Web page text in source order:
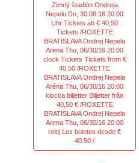
Zimný štadión Ondreja
Nepelu Do, 30.06.16 20:00
Uhr Tickets ab € 40,50
Tickets /ROXETTE
BRATISLAVA Ondrej Nepela
Arena Thu, 06/30/16 20:00
clock Tickets Tickets from €
40,50 /ROXETTE
BRATISLAVA Ondrej Nepela
Aréna Thu, 06/30/16 20:00
klocka biljetter Biljetter från
40,50 € /ROXETTE
BRATISLAVA Ondrej Nepela
Arena Thu, 06/30/16 20:00
reloj Los boletos desde €
40.50 /